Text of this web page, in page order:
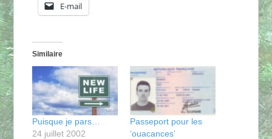
E-mail
Similaire
Puisque je pars…
24 juillet 2002
Passeport pour les
‘ouacances’